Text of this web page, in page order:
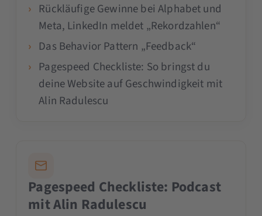
Rückläufige Gewinne bei Alphabet und
Meta, LinkedIn meldet „Rekordzahlen“
Das Behavior Pattern „Feedback“
Pagespeed Checkliste: So bringst du
deine Website auf Geschwindigkeit mit
Alin Radulescu
Pagespeed Checkliste: Podcast
mit Alin Radulescu